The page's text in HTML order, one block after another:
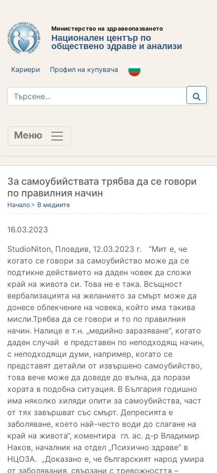
Министерство на здравеопазването
Национален център по
обществено здраве и анализи
Кариери Профил на купувача
Меню
За самоубийствата трябва да се говори
по правилния начин
Начало В медиите
16.03.2023
StudioNiton, Пловдив, 12.03.2023 г. “Мит е, че
когато се говори за самоубийство може да се
подтикне действието на даден човек да сложи
край на живота си. Това не е така. Всъщност
вербализацията на желанието за смърт може да
донесе облекчение на човека, който има такива
мисли.Трябва да се говори и то по правилния
начин. Налице е т.н. „медийно заразяване“, когато
даден случай е представен по неподходящ начин,
с неподходящи думи, например, когато се
представят детайли от извършено самоубийство,
това вече може да доведе до вълна, да порази
хората в подобна ситуация. В България годишно
има няколко хиляди опити за самоубийства, част
от тях завършват със смърт. Депресията е
заболяване, което най-често води до слагане на
край на живота“, коментира гл. ас. д-р Владимир
Наков, началник на отдел „Психично здраве“ в
НЦОЗА. „Доказано е, че българският народ умира
от заболявания, свързани с тревожността –